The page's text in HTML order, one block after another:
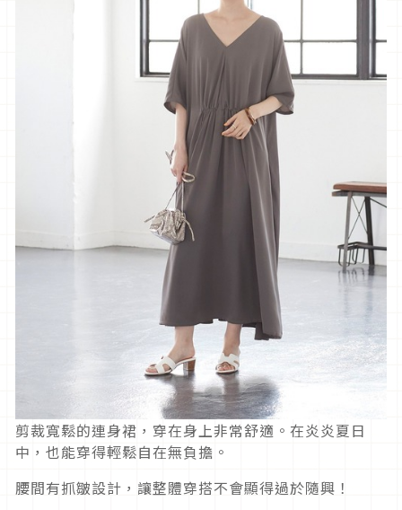
剪裁寬鬆的連身裙，穿在身上非常舒適。在炎炎夏日
中，也能穿得輕鬆自在無負擔。
腰間有抓皺設計，讓整體穿搭不會顯得過於隨興！